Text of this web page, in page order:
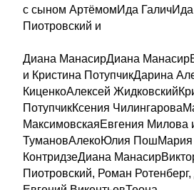
с сыном АртёмомИда ГаличИда
Пиотровский и
Диана МанасирДиана
и Кристина ПотупчикДарина
КиценкоАлексей
ПотупчикКсения
МаксимовскаяЕвгения Милова
ТумановАлекоЮлия ПошМария
КонтридзеДиана
Пиотровский, Роман